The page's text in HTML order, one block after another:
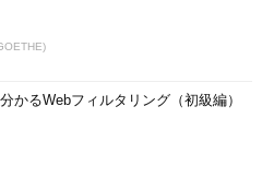
かるWebフィルタリング（初級編）